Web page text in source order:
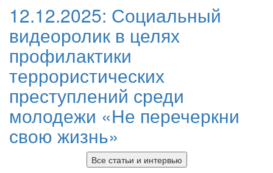
12.12.2025: Социальный
видеоролик в целях
профилактики
террористических
преступлений среди
молодежи «Не перечеркни
свою жизнь»
Все статьи и интервью